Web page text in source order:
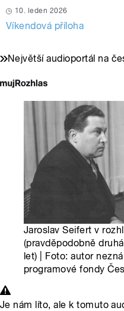
10. leden 2026
Víkendová příloha
Největší audioportál na
Jaroslav Seifert v
(pravděpodobně
let) | Foto: autor
programové fondy
Je nám líto, ale k tomuto